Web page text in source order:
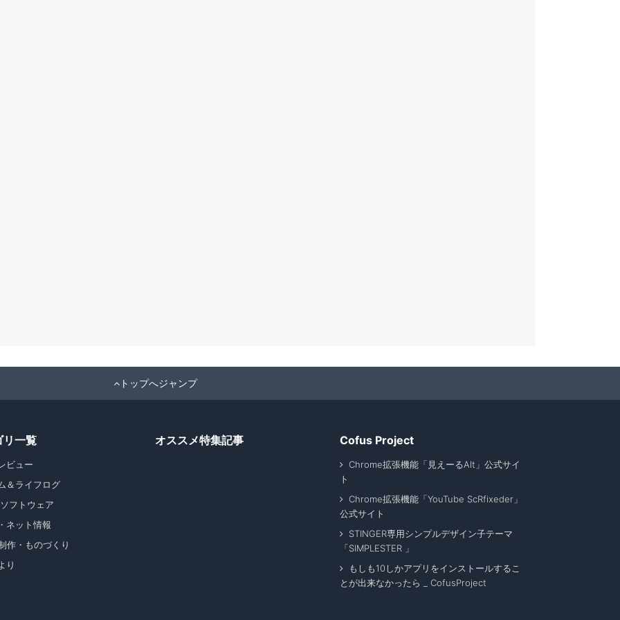
トップへジャンプ
リ一覧
ビュー
＆ライフログ
フトウェア
ネット情報
作・ものづくり
り
オススメ特集記事 Cofus Project
Chrome拡張機能「見えーるAlt」公式サイ
ト
Chrome拡張機能「YouTube ScRfixeder」
公式サイト
STINGER専用シンプルデザイン子テーマ
「SIMPLESTER 」
もしも10しかアプリをインストールするこ
とが出来なかったら _ CofusProject